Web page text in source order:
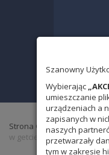
Szanowny
Wybierając
umieszczanie
urządzeniach a
zapisanych w
naszych
przetwarzały
tym w zakresie
Strona Główna»
w getcie